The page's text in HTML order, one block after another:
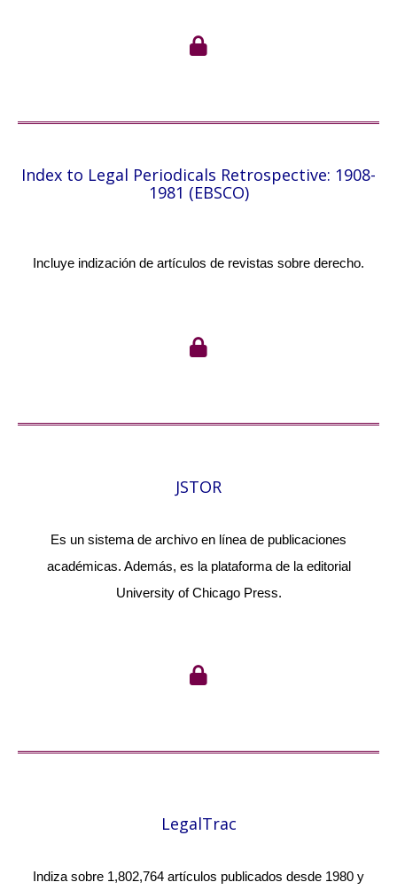
Index to Legal Periodicals Retrospective: 1908-
1981 (EBSCO)
Incluye indización de artículos de revistas sobre derecho.
JSTOR
Es un sistema de archivo en línea de publicaciones
académicas. Además, es la plataforma de la editorial
University of Chicago Press.
LegalTrac
Indiza sobre 1,802,764 artículos publicados desde 1980 y